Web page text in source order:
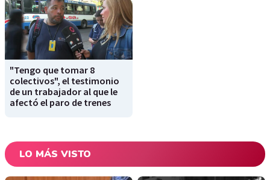
"Tengo que tomar 8
colectivos", el testimonio
de un trabajador al que le
afectó el paro de trenes
LO MÁS VISTO